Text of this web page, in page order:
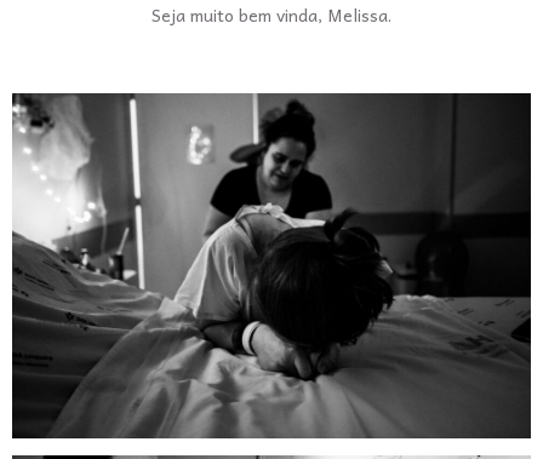
Seja muito bem vinda, Melissa.